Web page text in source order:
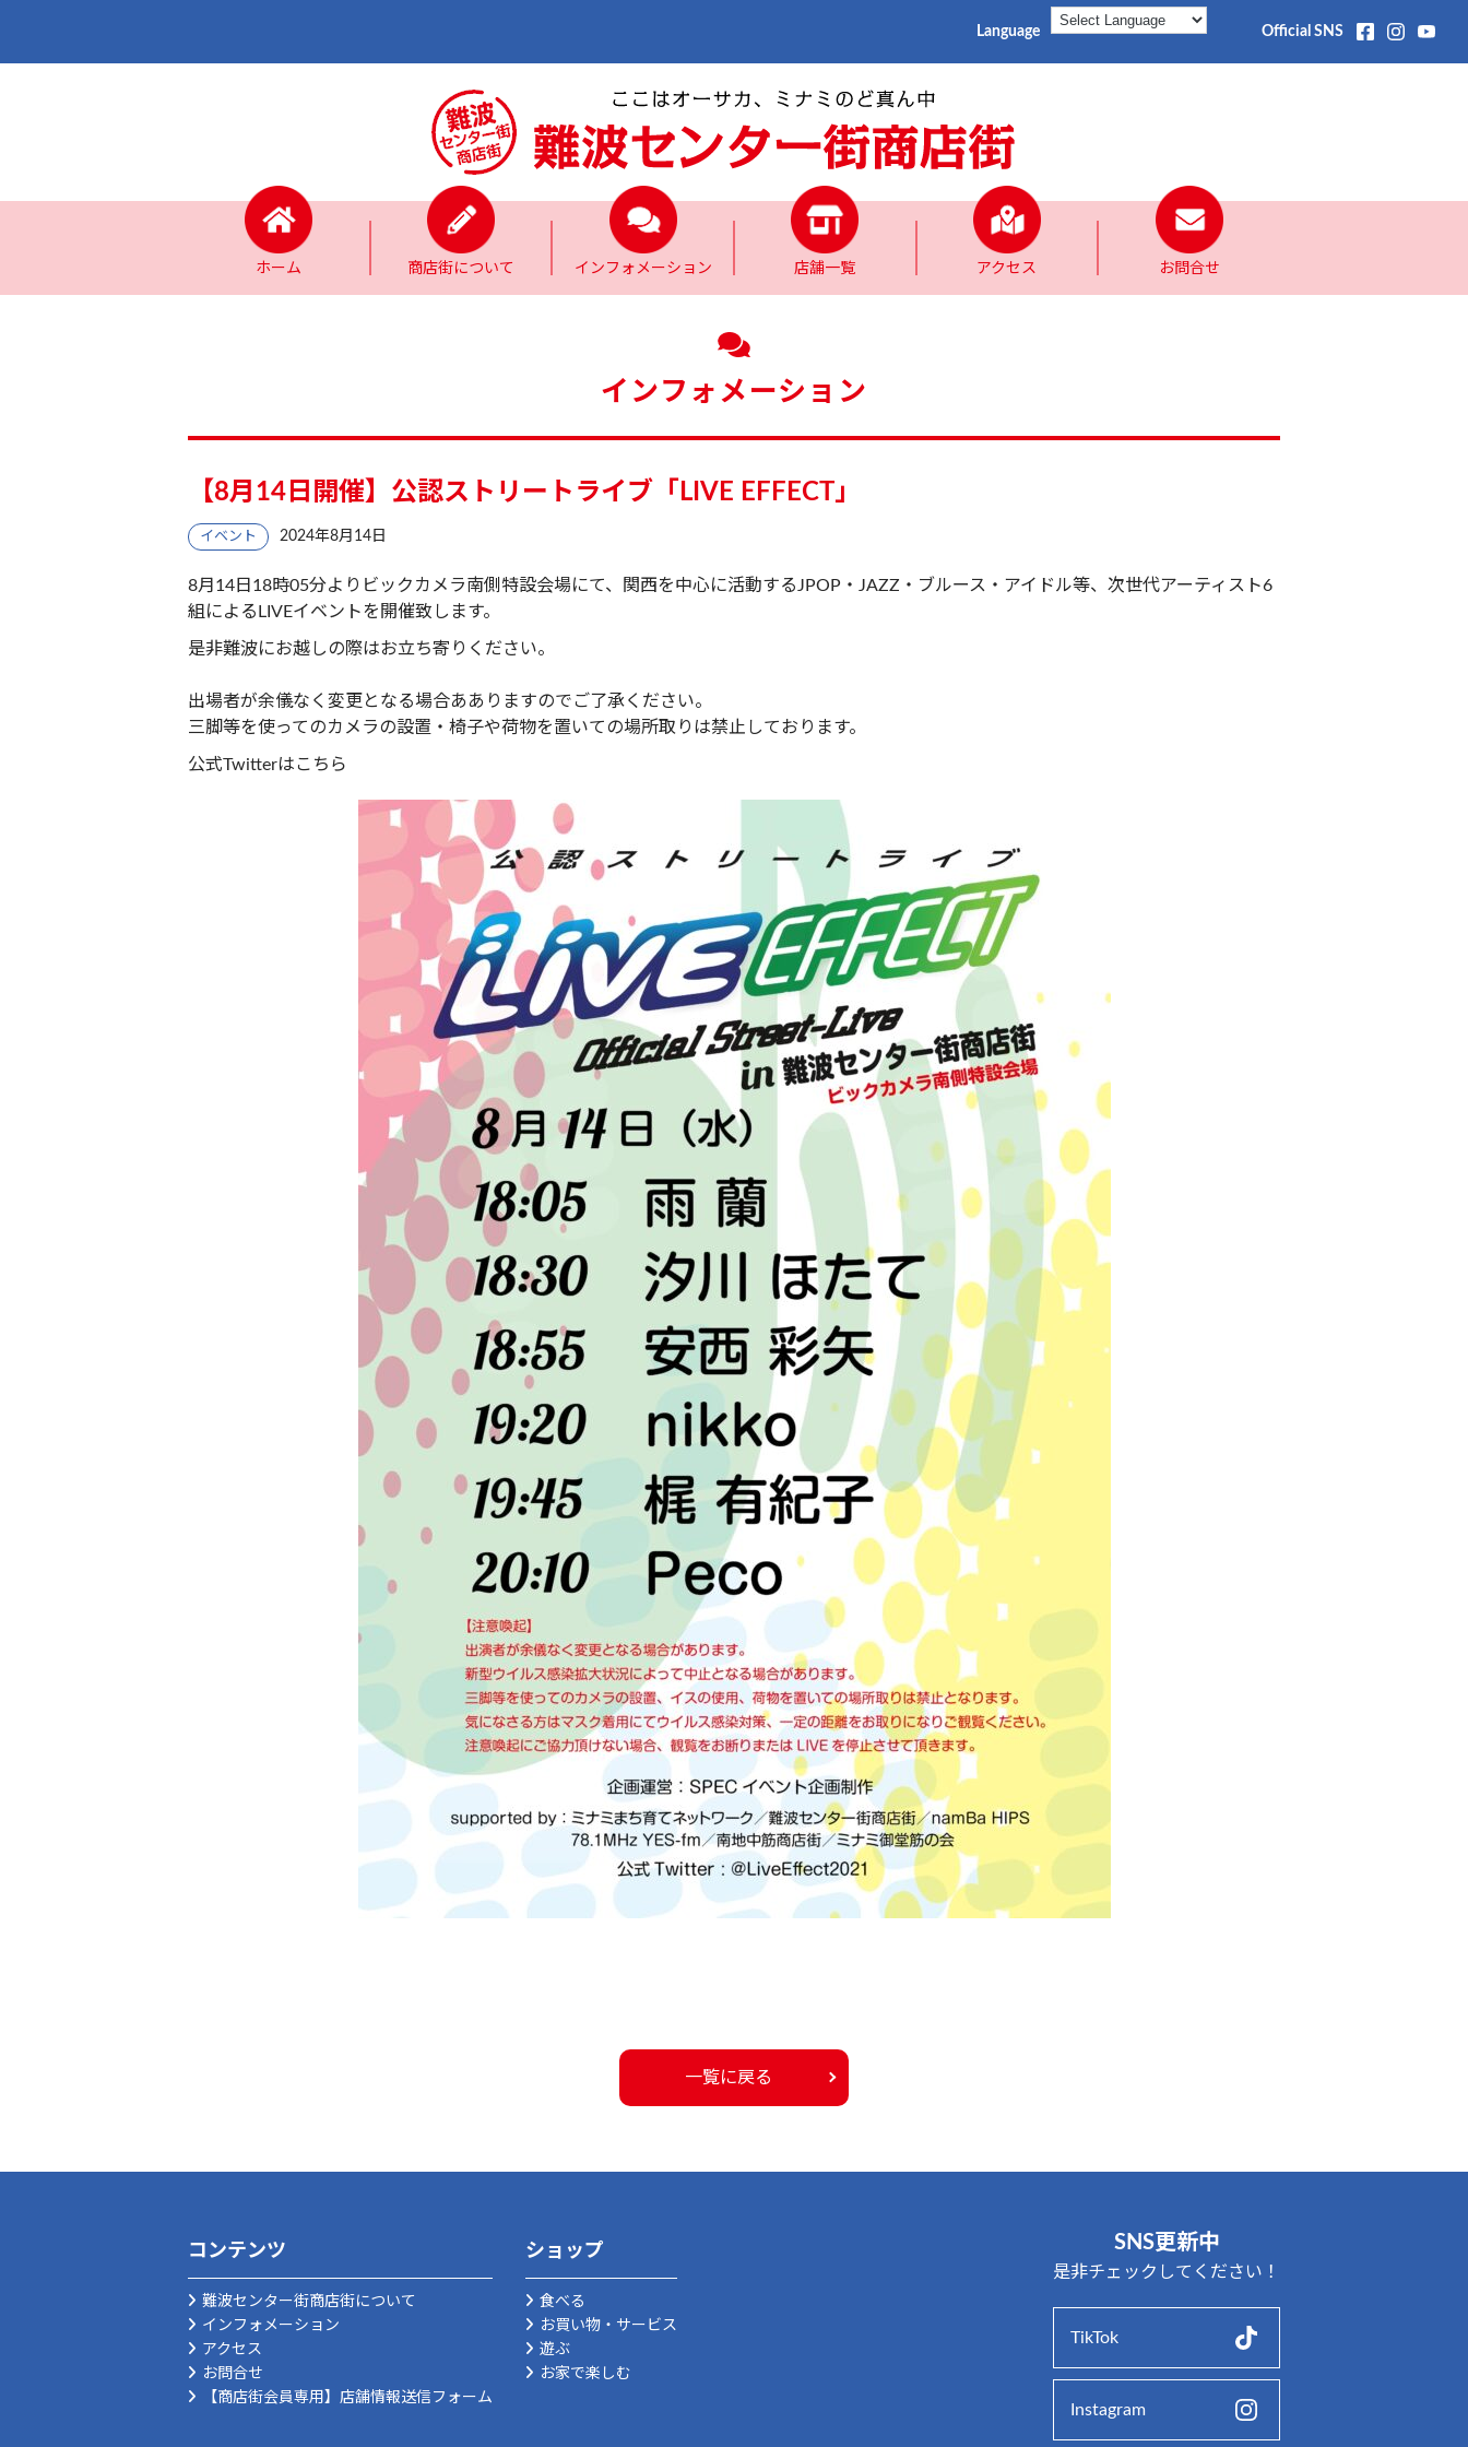
Language Official SNS
ホーム 商店街について インフォメーション 店舗一覧 アクセス お問合せ
インフォメーション
【8月14日開催】公認ストリートライブ「LIVE EFFECT」
イベント 2024年8月14日
8月14日18時05分よりビックカメラ南側特設会場にて、関西を中心に活動するJPOP・JAZZ・ブルース・アイドル等、次世代アーティスト6
組によるLIVEイベントを開催致します。
是非難波にお越しの際はお立ち寄りください。
出場者が余儀なく変更となる場合あありますのでご了承ください。
三脚等を使ってのカメラの設置・椅子や荷物を置いての場所取りは禁止しております。
公式Twitterは こちら
一覧に戻る
コンテンツ
難波センター街商店街について
インフォメーション
アクセス
お問合せ
【商店街会員専用】店舗情報送信フォーム
ショップ
食べる
お買い物・サービス
遊ぶ
お家で楽しむ
SNS更新中
是非チェックしてください！
TikTok
Instagram